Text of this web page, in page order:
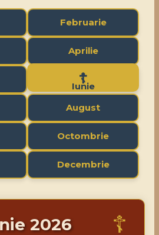
Februarie
Aprilie
Iunie
August
Octombrie
Decembrie
2026